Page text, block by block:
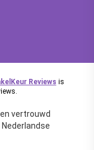
Reviews is
vertrouwd